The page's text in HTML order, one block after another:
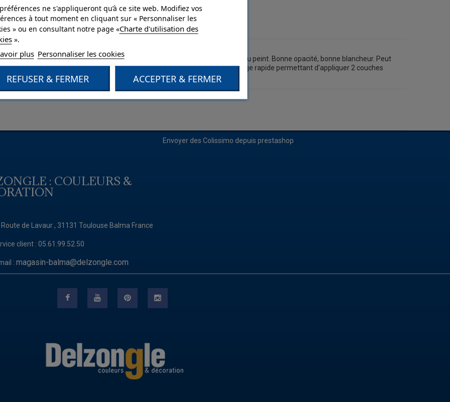
l'image
d'impression pour murs et plafonds des pièces sèches et sur support brut ou peint. Bonne opacité, bonne blancheur. Peut
à l'aide d'un pistolet Airless dans le cadre de travaux courants. Séchage rapide permettant d'appliquer 2 couches
journée. Le produit doit être "déposé" et non "tiré". Classé A+ et Ecolabel.
: COULEURS &
de Lavaur , 31131 Toulouse Balma France
client : 05.61.99.52.50
: magasin-balma@delzongle.com
Envoyer des Colissimo depuis prestashop
ne s'appliqueront qu’à ce site web. Modifiez vos
à tout moment en cliquant sur « Personnaliser les
» ou en consultant notre page «Charte d'utilisation des
».
plus Personnaliser les cookies
REFUSER & FERMER ACCEPTER & FERMER